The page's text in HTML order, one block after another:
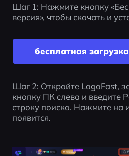
Шаг 1: Нажмите кнопку
версия», чтобы скачать и
бесплатная загрузка
Шаг 2: Откройте LagoFast,
кнопку ПК слева и введите
строку поиска. Нажмите на
появится.